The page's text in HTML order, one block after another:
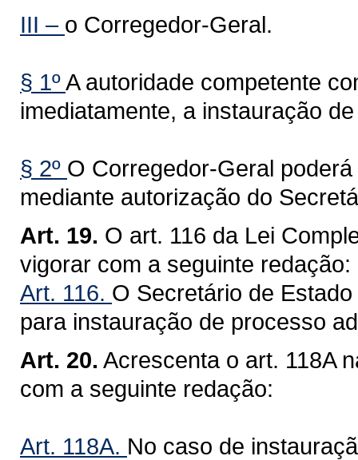
III – o Corregedor-Geral.
§ 1ºA autoridade competente
imediatamente, a instauração
§ 2º O Corregedor-Geral
mediante autorização do
Art. 19. O art. 116 da Lei
vigorar com a seguinte redação:
Art. 116. O Secretário de
para instauração de processo
Art. 20. Acrescenta o art. 118A
com a seguinte redação:
Art. 118A. No caso de